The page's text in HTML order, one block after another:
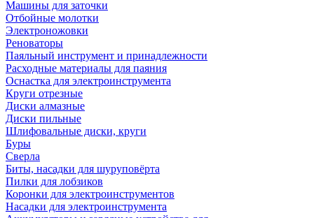
Машины для заточки
Отбойные молотки
Электроножовки
Реноваторы
Паяльный инструмент и принадлежности
Расходные материалы для паяния
Оснастка для электроинструмента
Круги отрезные
Диски алмазные
Диски пильные
Шлифовальные диски, круги
Буры
Сверла
Биты, насадки для шуруповёрта
Пилки для лобзиков
Коронки для электроинструментов
Насадки для электроинструмента